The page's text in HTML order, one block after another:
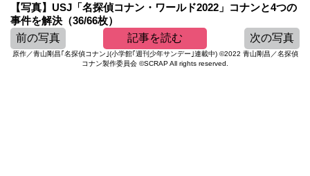
【写真】USJ「名探偵コナン・ワールド2022」コナンと4つの
事件を解決（36/66枚）
前の写真
記事を読む 次の写真
原作／青山剛昌｢名探偵コナン｣(小学館｢週刊少年サンデー｣連載中) ©2022 青山剛昌／名探偵
コナン製作委員会 ©SCRAP All rights reserved.